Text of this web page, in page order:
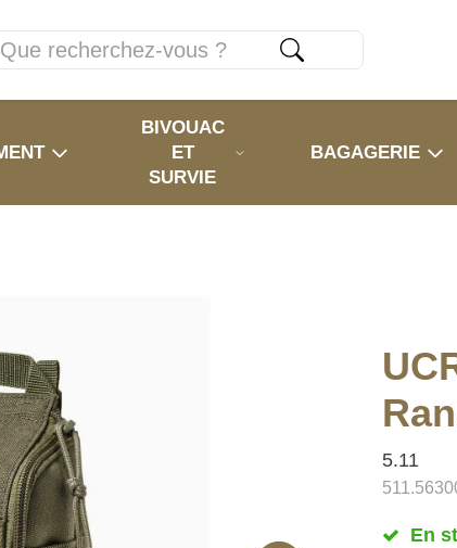
BIVOUAC
ET
SURVIE
BAGAGERIE
5.11
En